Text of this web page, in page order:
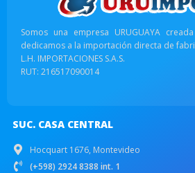
Somos una empresa URUGUAYA
dedicamos a la importación directa de
L.H. IMPORTACIONES S.A.S.
RUT: 216517090014
SUC. CASA CENTRAL
Hocquart 1676, Montevideo
(+598) 2924 8388 int. 1